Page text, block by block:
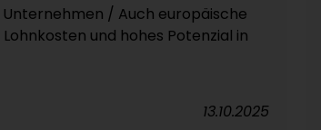
/ Auch europäische
und hohes Potenzial in
13.10.2025